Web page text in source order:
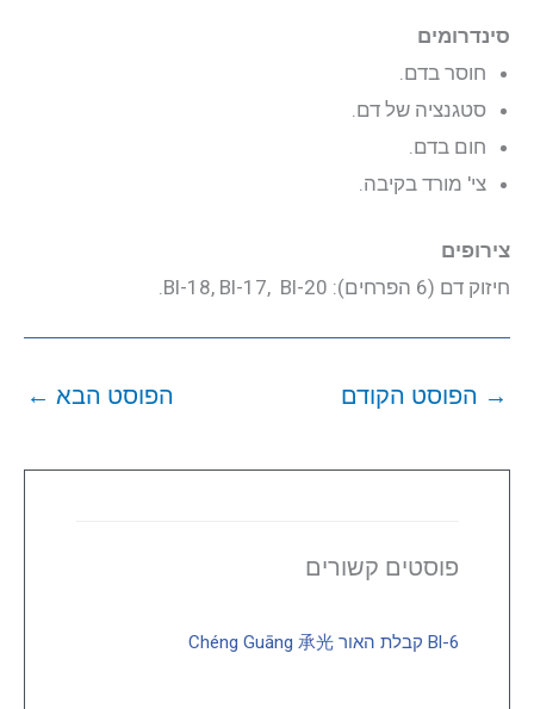
סינדרומים
חוסר בדם.
סטגנציה של דם.
חום בדם.
צי' מורד בקיבה.
צירופים
חיזוק דם (6 הפרחים): Bl-18, Bl-17, Bl-20.
→ הפוסט הקודם הפוסט הבא ←
פוסטים קשורים
Bl-6 קבלת האור Chéng Guāng 承光